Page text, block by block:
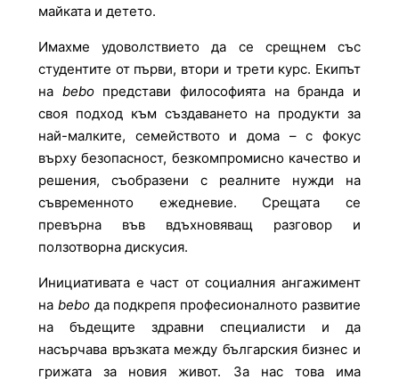
майката и детето.
Имахме удоволствието да се срещнем със
студентите от първи, втори и трети курс. Екипът
на beboпредстави философията на бранда и
своя подход към създаването на продукти за
най-малките, семейството и дома – с фокус
върху безопасност, безкомпромисно качество и
решения, съобразени с реалните нужди на
съвременното ежедневие. Срещата се
превърна във вдъхновяващ разговор и
ползотворна дискусия.
Инициативата е част от социалния ангажимент
на beboда подкрепя професионалното развитие
на бъдещите здравни специалисти и да
насърчава връзката между българския бизнес и
грижата за новия живот. За нас това има